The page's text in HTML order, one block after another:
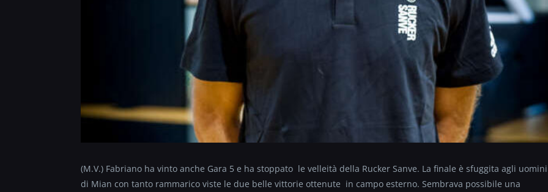
(M.V.) Fabriano ha vinto anche Gara 5 e ha stoppato le velleità della Rucker Sanve. La finale è sfuggita agli uomini
di Mian con tanto rammarico viste le due belle vittorie ottenute in campo esterno. Sembrava possibile una